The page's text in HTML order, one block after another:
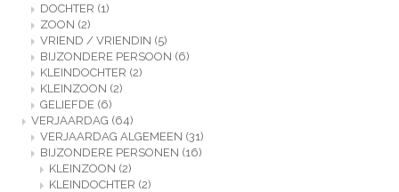
DOCHTER (1)
ZOON (2)
VRIEND / VRIENDIN (5)
BIJZONDERE PERSOON (6)
KLEINDOCHTER (2)
KLEINZOON (2)
GELIEFDE (6)
VERJAARDAG (64)
VERJAARDAG ALGEMEEN (31)
BIJZONDERE PERSONEN (16)
KLEINZOON (2)
KLEINDOCHTER (2)